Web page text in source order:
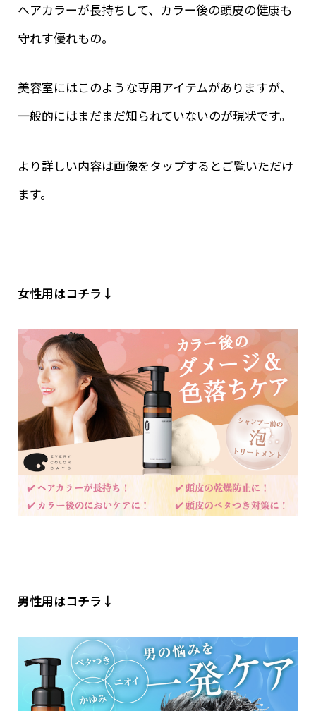
ヘアカラーが長持ちして、カラー後の頭皮の健康も
守れす優れもの。
美容室にはこのような専用アイテムがありますが、
一般的にはまだまだ知られていないのが現状です。
より詳しい内容は画像をタップするとご覧いただけ
ます。
女性用はコチラ↓
男性用はコチラ↓